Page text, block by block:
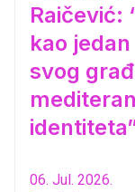
Raičević:
kao
svog
06. Jul. 2026.